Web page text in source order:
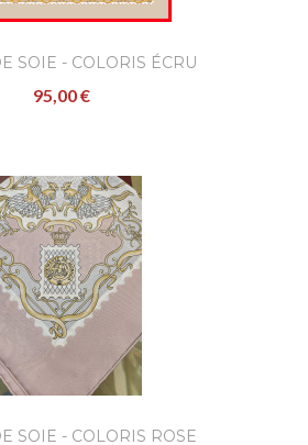
SOIE - COLORIS ÉCRU
95,00 €
SOIE - COLORIS ROSE